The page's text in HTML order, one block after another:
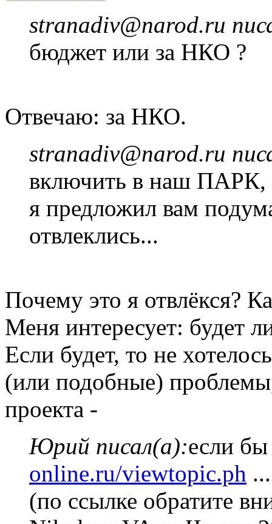
stranadiv@narod.ru
бюджет или за НКО ?
Отвечаю: за НКО.
stranadiv@narod.ru
включить в наш ПАРК,
я предложил вам
отвлеклись...
Почему это я отвлёкся?
Меня интересует: будет
Если будет, то не
(или подобные)
проекта -
Юрий писал(а):если
online.ru/viewtopic.ph
(по ссылке обратите